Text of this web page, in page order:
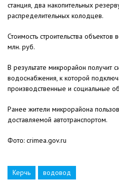
станция, два накопительных
распределительных колодцев.
Стоимость строительства
млн. руб.
В результате микрорайон получит
водоснабжения, к которой
производственные и социальные
Ранее жители микрорайона
доставляемой автотранспортом.
Фото: crimea.gov.ru
Керчь водовод